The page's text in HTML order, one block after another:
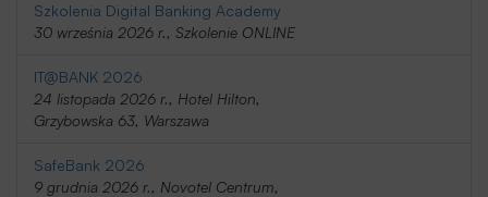
Szkolenia Digital Banking Academy
30 września 2026 r., Szkolenie ONLINE
IT@BANK 2026
24 listopada 2026 r., Hotel Hilton,
Grzybowska 63, Warszawa
SafeBank 2026
9 grudnia 2026 r., Novotel Centrum,